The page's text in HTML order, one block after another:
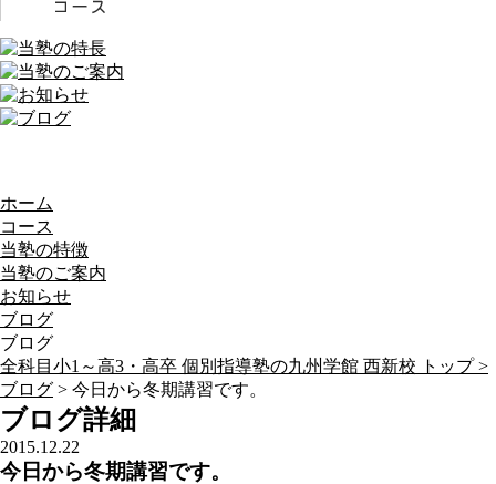
ホーム
コース
当塾の特徴
当塾のご案内
お知らせ
ブログ
ブログ
全科目小1～高3・高卒 個別指導塾の九州学館 西新校 トップ >
ブログ > 今日から冬期講習です。
ブログ詳細
2015.12.22
今日から冬期講習です。